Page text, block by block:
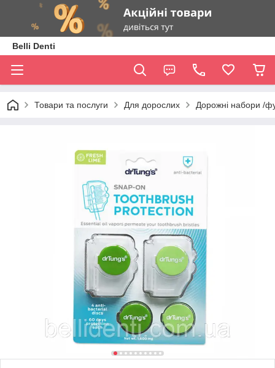
Belli Denti
Товари та послуги Для дорослих Дорожні набори /